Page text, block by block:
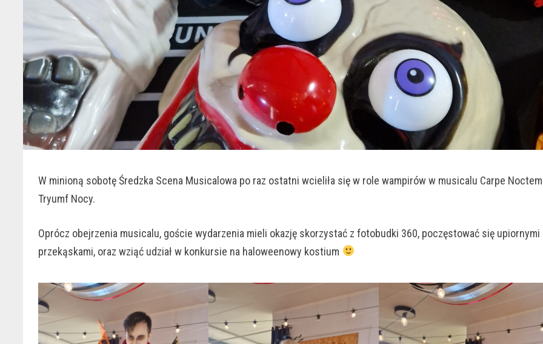
W minioną sobotę Średzka Scena Musicalowa po raz ostatni wcieliła się w role wampirów w musicalu Carpe
Tryumf Nocy.
Oprócz obejrzenia musicalu, goście wydarzenia mieli okazję skorzystać z fotobudki 360, poczęstować się upiornymi
przekąskami, oraz wziąć udział w konkursie na haloweenowy kostium